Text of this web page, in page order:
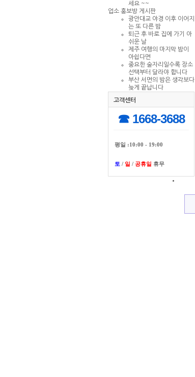
세요 ~~
업소 홍보방 게시판
광안대교 야경 이후 이어지
는 또 다른 밤
퇴근 후 바로 집에 가기 아
쉬운 날
제주 여행의 마지막 밤이
아쉽다면
중요한 술자리일수록 장소
선택부터 달라야 합니다
부산 서면의 밤은 생각보다
늦게 끝납니다
고객센터
☎ 1668-3688
평일 :10:00 - 19:00
토 / 일 / 공휴일 휴무